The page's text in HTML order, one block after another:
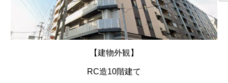
【建物外観】
RC造10階建て